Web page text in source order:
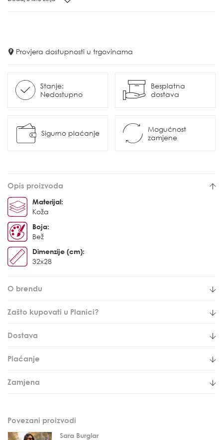
Provjera dostupnosti u trgovinama
Stanje:
Nedostupno
Besplatna
dostava
Sigurno plaćanje
Mogućnost
zamjene
Opis proizvoda
Materijal:
Koža
Boja:
Bež
Dimenzije (cm):
32x28
O brendu
Zašto kupovati u Planici?
Dostava
Plaćanje
Zamjena
Povezani proizvodi
Sara Burglar